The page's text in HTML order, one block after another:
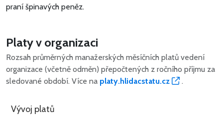
praní špinavých peněz.
Platy v organizaci
Rozsah průměrných manažerských měsíčních platů vedení
organizace (včetně odměn) přepočtených z ročního příjmu za
sledované období. Více na platy.hlidacstatu.cz .
Vývoj platů